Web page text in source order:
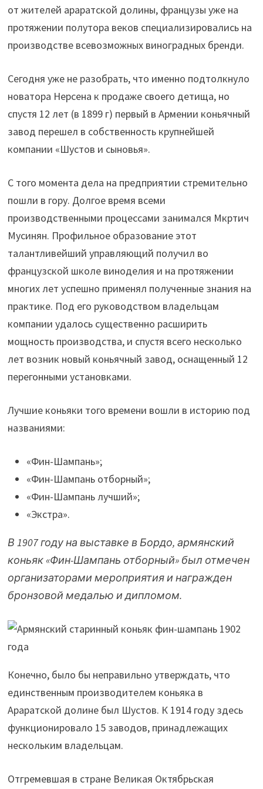
от жителей араратской долины, французы уже на
протяжении полутора веков специализировались на
производстве всевозможных виноградных бренди.
Сегодня уже не разобрать, что именно подтолкнуло
новатора Нерсена к продаже своего детища, но
спустя 12 лет (в 1899 г) первый в Армении коньячный
завод перешел в собственность крупнейшей
компании «Шустов и сыновья».
С того момента дела на предприятии стремительно
пошли в гору. Долгое время всеми
производственными процессами занимался Мкртич
Мусинян. Профильное образование этот
талантливейший управляющий получил во
французской школе виноделия и на протяжении
многих лет успешно применял полученные знания на
практике. Под его руководством владельцам
компании удалось существенно расширить
мощность производства, и спустя всего несколько
лет возник новый коньячный завод, оснащенный 12
перегонными установками.
Лучшие коньяки того времени вошли в историю под
названиями:
«Фин-Шампань»;
«Фин-Шампань отборный»;
«Фин-Шампань лучший»;
«Экстра».
В 1907 году на выставке в Бордо, армянский
коньяк «Фин-Шампань отборный» был отмечен
организаторами мероприятия и награжден
бронзовой медалью и дипломом.
Конечно, было бы неправильно утверждать, что
единственным производителем коньяка в
Араратской долине был Шустов. К 1914 году здесь
функционировало 15 заводов, принадлежащих
нескольким владельцам.
Отгремевшая в стране Великая Октябрьская